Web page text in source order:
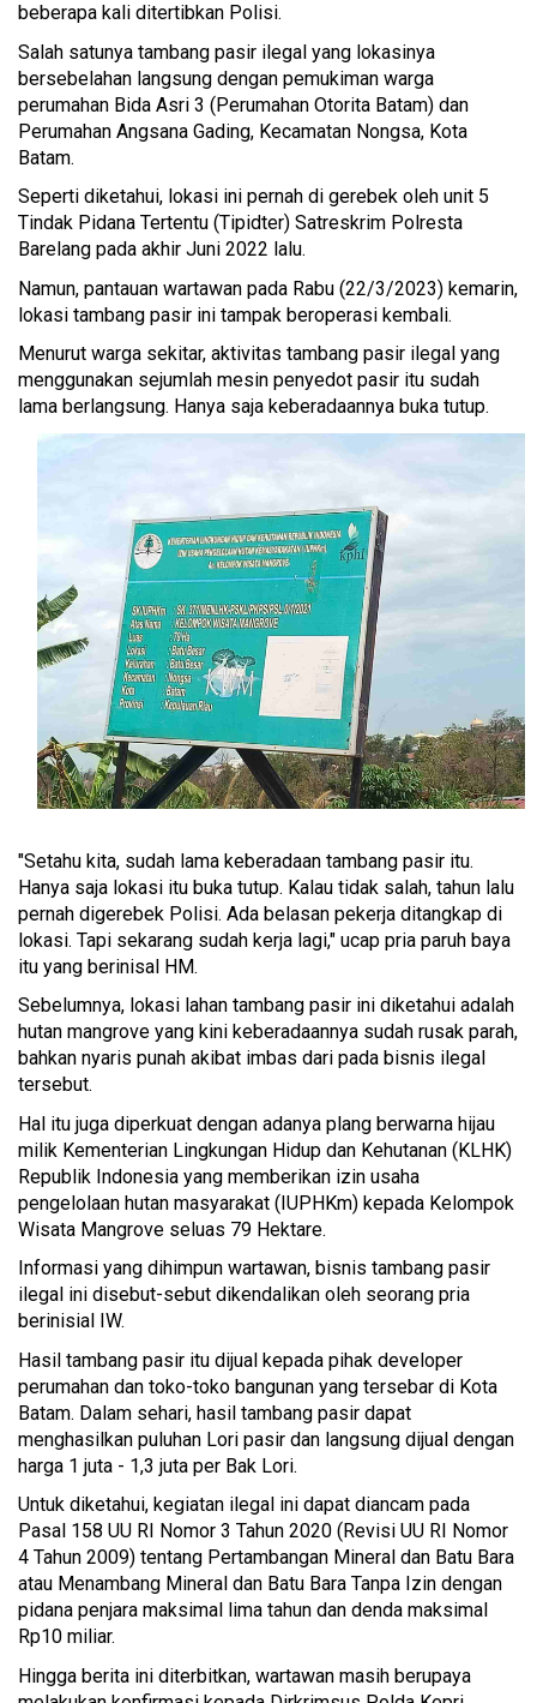
beberapa kali ditertibkan Polisi.
Salah satunya tambang pasir ilegal yang lokasinya
bersebelahan langsung dengan pemukiman warga
perumahan Bida Asri 3 (Perumahan Otorita Batam) dan
Perumahan Angsana Gading, Kecamatan Nongsa, Kota
Batam.
Seperti diketahui, lokasi ini pernah di gerebek oleh unit 5
Tindak Pidana Tertentu (Tipidter) Satreskrim Polresta
Barelang pada akhir Juni 2022 lalu.
Namun, pantauan wartawan pada Rabu (22/3/2023) kemarin,
lokasi tambang pasir ini tampak beroperasi kembali.
Menurut warga sekitar, aktivitas tambang pasir ilegal yang
menggunakan sejumlah mesin penyedot pasir itu sudah
lama berlangsung. Hanya saja keberadaannya buka tutup.
"Setahu kita, sudah lama keberadaan tambang pasir itu.
Hanya saja lokasi itu buka tutup. Kalau tidak salah, tahun lalu
pernah digerebek Polisi. Ada belasan pekerja ditangkap di
lokasi. Tapi sekarang sudah kerja lagi," ucap pria paruh baya
itu yang berinisal HM.
Sebelumnya, lokasi lahan tambang pasir ini diketahui adalah
hutan mangrove yang kini keberadaannya sudah rusak parah,
bahkan nyaris punah akibat imbas dari pada bisnis ilegal
tersebut.
Hal itu juga diperkuat dengan adanya plang berwarna hijau
milik Kementerian Lingkungan Hidup dan Kehutanan (KLHK)
Republik Indonesia yang memberikan izin usaha
pengelolaan hutan masyarakat (IUPHKm) kepada Kelompok
Wisata Mangrove seluas 79 Hektare.
Informasi yang dihimpun wartawan, bisnis tambang pasir
ilegal ini disebut-sebut dikendalikan oleh seorang pria
berinisial IW.
Hasil tambang pasir itu dijual kepada pihak developer
perumahan dan toko-toko bangunan yang tersebar di Kota
Batam. Dalam sehari, hasil tambang pasir dapat
menghasilkan puluhan Lori pasir dan langsung dijual dengan
harga 1 juta - 1,3 juta per Bak Lori.
Untuk diketahui, kegiatan ilegal ini dapat diancam pada
Pasal 158 UU RI Nomor 3 Tahun 2020 (Revisi UU RI Nomor
4 Tahun 2009) tentang Pertambangan Mineral dan Batu Bara
atau Menambang Mineral dan Batu Bara Tanpa Izin dengan
pidana penjara maksimal lima tahun dan denda maksimal
Rp10 miliar.
Hingga berita ini diterbitkan, wartawan masih berupaya